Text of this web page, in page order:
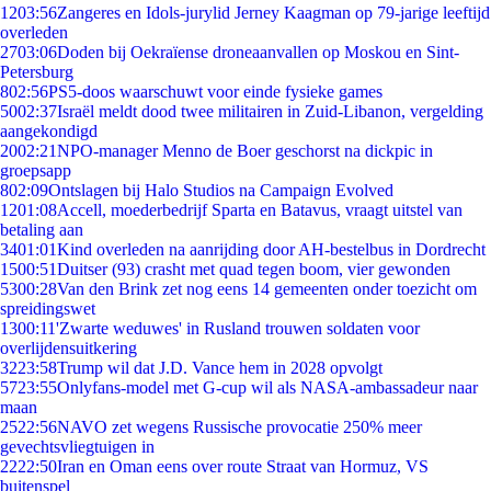
1203:56Zangeres en Idols-jurylid Jerney Kaagman op 79-jarige leeftijd
overleden
2703:06Doden bij Oekraïense droneaanvallen op Moskou en Sint-
Petersburg
802:56PS5-doos waarschuwt voor einde fysieke games
5002:37Israël meldt dood twee militairen in Zuid-Libanon, vergelding
aangekondigd
2002:21NPO-manager Menno de Boer geschorst na dickpic in
groepsapp
802:09Ontslagen bij Halo Studios na Campaign Evolved
1201:08Accell, moederbedrijf Sparta en Batavus, vraagt uitstel van
betaling aan
3401:01Kind overleden na aanrijding door AH-bestelbus in Dordrecht
1500:51Duitser (93) crasht met quad tegen boom, vier gewonden
5300:28Van den Brink zet nog eens 14 gemeenten onder toezicht om
spreidingswet
1300:11'Zwarte weduwes' in Rusland trouwen soldaten voor
overlijdensuitkering
3223:58Trump wil dat J.D. Vance hem in 2028 opvolgt
5723:55Onlyfans-model met G-cup wil als NASA-ambassadeur naar
maan
2522:56NAVO zet wegens Russische provocatie 250% meer
gevechtsvliegtuigen in
2222:50Iran en Oman eens over route Straat van Hormuz, VS
buitenspel